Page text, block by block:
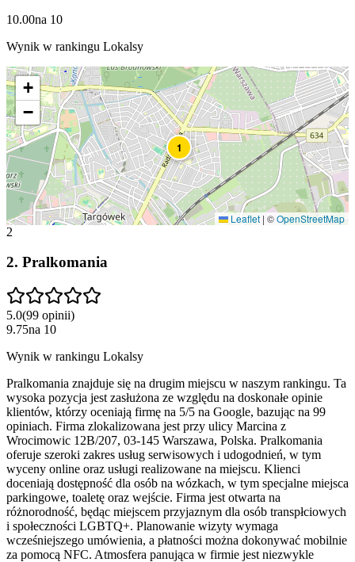
10.00na 10
Wynik w rankingu Lokalsy
1
+
−
Leaflet | ©OpenStreetMap
2
2. Pralkomania
5.0(99 opinii)
9.75na 10
Wynik w rankingu Lokalsy
Pralkomania znajduje się na drugim miejscu w naszym rankingu. Ta
wysoka pozycja jest zasłużona ze względu na doskonałe opinie
klientów, którzy oceniają firmę na 5/5 na Google, bazując na 99
opiniach. Firma zlokalizowana jest przy ulicy Marcina z
Wrocimowic 12B/207, 03-145 Warszawa, Polska. Pralkomania
oferuje szeroki zakres usług serwisowych i udogodnień, w tym
wyceny online oraz usługi realizowane na miejscu. Klienci
doceniają dostępność dla osób na wózkach, w tym specjalne miejsca
parkingowe, toaletę oraz wejście. Firma jest otwarta na
różnorodność, będąc miejscem przyjaznym dla osób transpłciowych
i społeczności LGBTQ+. Planowanie wizyty wymaga
wcześniejszego umówienia, a płatności można dokonywać mobilnie
za pomocą NFC. Atmosfera panująca w firmie jest niezwykle